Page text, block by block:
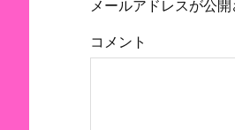
メールアドレスが公開
コメント